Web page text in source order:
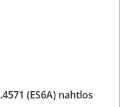
(ES6A) nahtlos